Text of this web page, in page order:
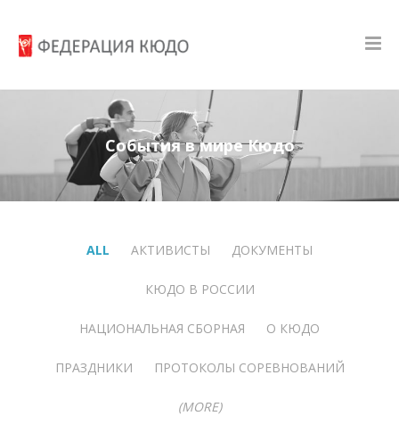
События в мире Кюдо
ALL АКТИВИСТЫ ДОКУМЕНТЫ
КЮДО В РОССИИ
НАЦИОНАЛЬНАЯ СБОРНАЯ О КЮДО
ПРАЗДНИКИ ПРОТОКОЛЫ СОРЕВНОВАНИЙ
(MORE)